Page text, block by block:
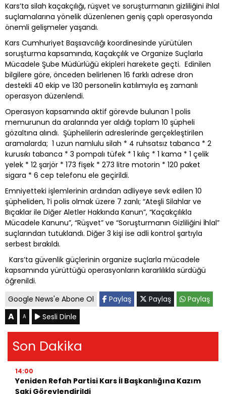
Kars’ta silah kaçakçılığı, rüşvet ve soruşturmanın gizliliğini ihlal
suçlamalarına yönelik düzenlenen geniş çaplı operasyonda
önemli gelişmeler yaşandı.
Kars Cumhuriyet Başsavcılığı koordinesinde yürütülen
soruşturma kapsamında, Kaçakçılık ve Organize Suçlarla
Mücadele Şube Müdürlüğü ekipleri harekete geçti. Edinilen
bilgilere göre, önceden belirlenen 16 farklı adrese dron
destekli 40 ekip ve 130 personelin katılımıyla eş zamanlı
operasyon düzenlendi.
Operasyon kapsamında aktif görevde bulunan 1 polis
memurunun da aralarında yer aldığı toplam 10 şüpheli
gözaltına alındı. Şüphelilerin adreslerinde gerçekleştirilen
aramalarda; 1 uzun namlulu silah * 4 ruhsatsız tabanca * 2
kurusıkı tabanca * 3 pompalı tüfek * 1 kılıç * 1 kama * 1 çelik
yelek * 12 şarjör * 173 fişek * 273 litre motorin * 120 paket
sigara * 6 cep telefonu ele geçirildi.
Emniyetteki işlemlerinin ardından adliyeye sevk edilen 10
şüpheliden, 1’i polis olmak üzere 7 zanlı; “Ateşli Silahlar ve
Bıçaklar ile Diğer Aletler Hakkında Kanun”, “Kaçakçılıkla
Mücadele Kanunu”, “Rüşvet” ve “Soruşturmanın Gizliliğini İhlal”
suçlarından tutuklandı. Diğer 3 kişi ise adli kontrol şartıyla
serbest bırakıldı.
Kars’ta güvenlik güçlerinin organize suçlarla mücadele
kapsamında yürüttüğü operasyonların kararlılıkla sürdüğü
öğrenildi.
Google News'e Abone Ol
Paylaş Paylaş Paylaş
A A Sesli Dinle
Son Dakika
14:00
Yeniden Refah Partisi Kars İl Başkanlığına Kazım
Şaki Görevlendirildi